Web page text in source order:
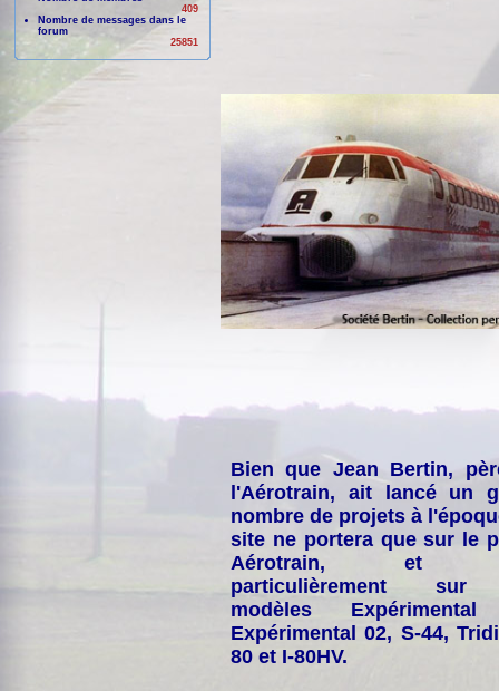
409
Nombre de messages dans le
forum
25851
Bien que Jean Bertin,
l'Aérotrain, ait lancé un
nombre de projets à
site ne portera que sur le
Aérotrain, et
particulièrement
modèles
Expérimental 02, S-44,
80 et I-80HV.